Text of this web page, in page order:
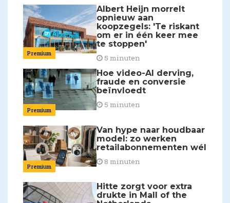
Premium
Albert Heijn morrelt
opnieuw aan
koopzegels: 'Te riskant
om er in één keer mee
te stoppen'
5 minuten
Premium
Hoe video-AI derving,
fraude en conversie
beïnvloedt
5 minuten
Premium
Van hype naar houdbaar
model: zo werken
retailabonnementen wél
8 minuten
Hitte zorgt voor extra
drukte in Mall of the